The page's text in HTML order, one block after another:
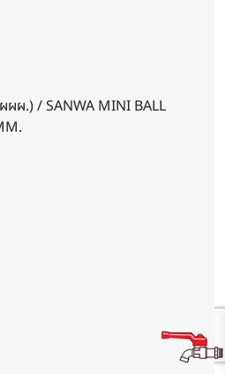
ผผ.) / SANWA MINI BALL